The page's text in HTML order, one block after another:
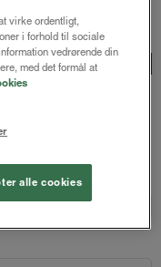
and
Læs opmålingsvejledningen
virke ordentligt,
i forhold til sociale
vedrørende din
med det formål at
alle cookies